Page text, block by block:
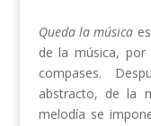
Queda la música
de la música,
compases.
abstracto, de la
melodía se